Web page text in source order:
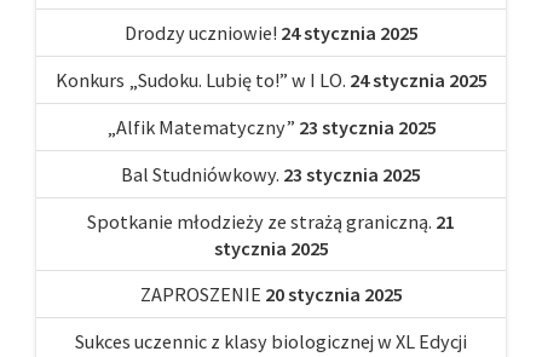
Drodzy uczniowie! 24 stycznia 2025
Konkurs „Sudoku. Lubię to!” w I LO. 24 stycznia 2025
„Alfik Matematyczny” 23 stycznia 2025
Bal Studniówkowy. 23 stycznia 2025
Spotkanie młodzieży ze strażą graniczną. 21
stycznia 2025
ZAPROSZENIE 20 stycznia 2025
Sukces uczennic z klasy biologicznej w XL Edycji